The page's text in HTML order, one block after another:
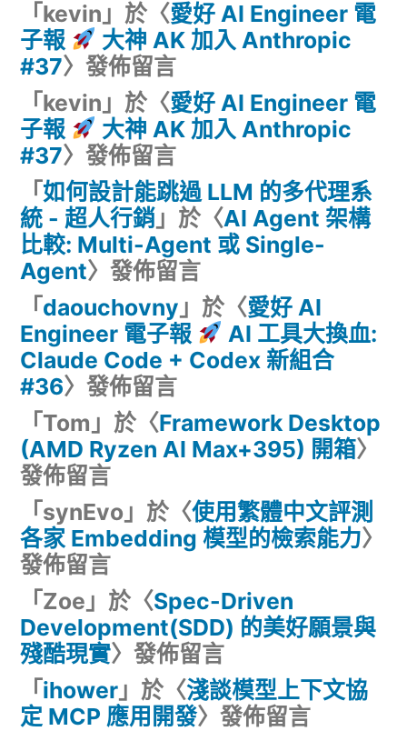
「 kevin 」於〈愛好 AI Engineer 電
子報
大神 AK 加入 Anthropic
#37〉發佈留言
「 kevin 」於〈愛好 AI Engineer 電
子報
大神 AK 加入 Anthropic
#37〉發佈留言
「 如何設計能跳過 LLM 的多代理系
統 - 超人行銷 」於〈AI Agent 架構
比較: Multi-Agent 或 Single-
Agent〉發佈留言
「 daouchovny 」於〈愛好 AI
Engineer 電子報
AI 工具大換血:
Claude Code + Codex 新組合
#36〉發佈留言
「 Tom 」於〈Framework Desktop
(AMD Ryzen AI Max+395) 開箱〉
發佈留言
「 synEvo 」於〈使用繁體中文評測
各家 Embedding 模型的檢索能力〉
發佈留言
「 Zoe 」於〈Spec-Driven
Development(SDD) 的美好願景與
殘酷現實〉發佈留言
「 ihower 」於〈淺談模型上下文協
定 MCP 應用開發〉發佈留言